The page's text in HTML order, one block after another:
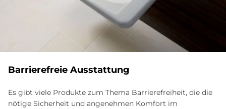
Barrierefreie Ausstattung
Es gibt viele Produkte zum Thema Barrierefreiheit, die die
nötige Sicherheit und angenehmen Komfort im